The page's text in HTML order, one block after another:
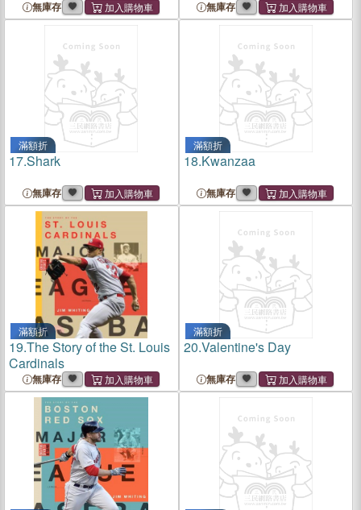
無庫存 無庫存
滿額折
17.Shark
無庫存
滿額折
18.Kwanzaa
無庫存
滿額折
19.The Story of the St. Louis
Cardinals
無庫存
滿額折
20.Valentine's Day
無庫存